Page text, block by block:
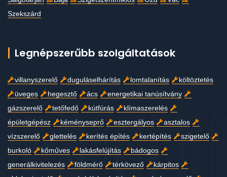
Szekszárd
Legnépszerűbb szolgáltatások
villanyszerelő duguláselhárítás lomtalanítás
költöztetés
üveges
hegesztő ács
energetikai tanúsítvány
gázszerelő
tetőfedő kútfúrás
klímaszerelés
épületgépész
kéményseprő esztergályos
asztalos
vízszerelő
glettelés kerítés építés kertépítés
szigetelő
burkoló
kőműves lakásfelújítás
bádogos
generálkivitelezés
földmérő térkövező
kárpitos